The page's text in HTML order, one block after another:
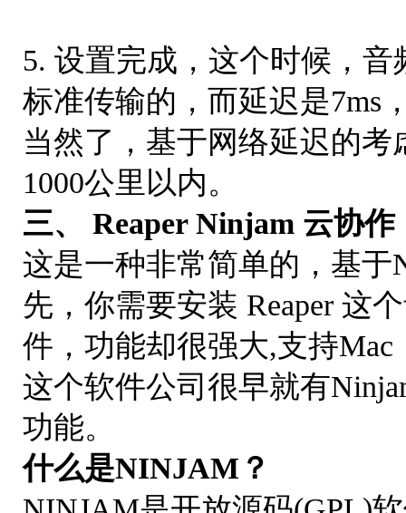
5. 设置完成，这个时候，
标准传输的，而延迟是7ms
当然了，基于网络延迟的
1000公里以内。
三、 Reaper Ninjam 云协作
这是一种非常简单的，基于
先，你需要安装 Reaper 这
件，功能却很强大,支持Mac
这个软件公司很早就有
功能。
什么是NINJAM？